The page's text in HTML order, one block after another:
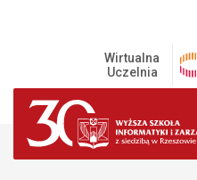
Wirtualna
Uczelnia